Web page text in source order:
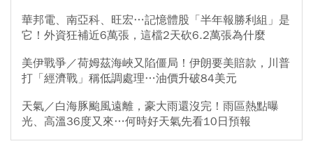
華邦電、南亞科、旺宏…記憶體股「半年報勝利組」是
它！外資狂補近6萬張，這檔2天砍6.2萬張為什麼
美伊戰爭／荷姆茲海峽又陷僵局！伊朗要美賠款，川普
打「經濟戰」稱低調處理…油價升破84美元
天氣／白海豚颱風遠離，豪大雨還沒完！雨區熱點曝
光、高溫36度又來…何時好天氣先看10日預報